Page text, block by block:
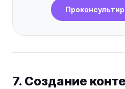
7. Создание